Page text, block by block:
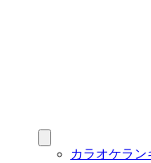
カラオケラン